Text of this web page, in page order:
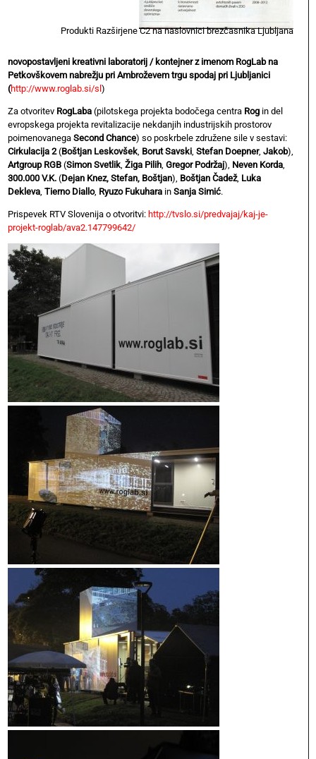
Produkti Razširjene C2 na naslovnici brezčasnika Ljubljana
novopostavljeni kreativni laboratorij / kontejner z imenom RogLab na
Petkovškovem nabrežju pri Ambroževem trgu spodaj pri Ljubljanici
(http://www.roglab.si/sl )
Za otvoritev RogLaba (pilotskega projekta bodočega centra Rog in del
evropskega projekta revitalizacije nekdanjih industrijskih prostorov
poimenovanega Second Chance) so poskrbele združene sile v sestavi:
Cirkulacija 2(Boštjan Leskovšek Borut Savski Stefan Doepner, Jakob),
Artgroup RGB (Simon Svetlik Žiga Pilih Gregor Podržaj), Neven Korda
300.000 V.K. (Dejan Knez, Stefan, Boštjan), Boštjan Čadež, Luka
Dekleva Tierno Diallo, Ryuzo Fukuhara in Sanja Simić.
Prispevek RTV Slovenija o otvoritvi: http://tvslo.si/predvajaj/kaj-je-
projekt-roglab/ava2.147799642/